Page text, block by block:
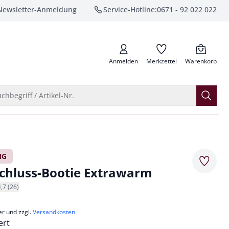
Anmeldung Service-Hotline:0671 - 92 022 022
anrufen
Anmelden Merkzettel Warenkorb
/ Artikel-Nr.
Bootie Extrawarm
(26)
und zzgl.Versandkosten